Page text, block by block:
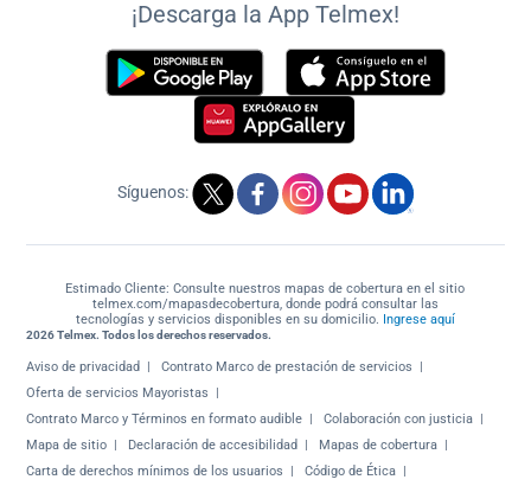
¡Descarga la App Telmex!
Síguenos:
Estimado Cliente: Consulte nuestros mapas de cobertura en el sitio
telmex.com/mapasdecobertura, donde podrá consultar las
tecnologías y servicios disponibles en su domicilio. Ingrese aquí
2026 Telmex. Todos los derechos reservados.
Aviso de privacidad
Contrato Marco de prestación de servicios
Oferta de servicios Mayoristas
Contrato Marco y Términos en formato audible
Colaboración con justicia
Mapa de sitio
Declaración de accesibilidad
Mapas de cobertura
Carta de derechos mínimos de los usuarios
Código de Ética